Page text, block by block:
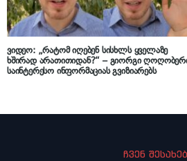
ვიდეო: „რატომ იღებენ სისხლს ყველაზე
ხშირად არათითიდან?“ – გიორგი
საინტერესო ინფორმაციას გვიზიარებს
ჩვენ შესახებ